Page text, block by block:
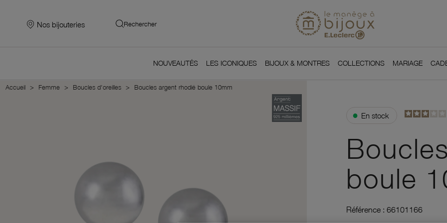
Nos bijouteries Rechercher
NOUVEAUTÉS LES ICONIQUES BIJOUX & MONTRES COLLECTIONS MARIAGE
Accueil Femme Boucles d'oreilles Boucles argent rhodié boule 10mm
● En stock
boule
Référence : 66101166